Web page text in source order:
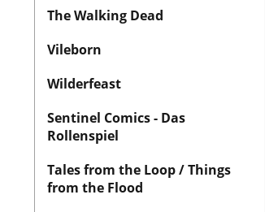
The Walking Dead
Vileborn
Wilderfeast
Sentinel Comics - Das
Rollenspiel
Tales from the Loop / Things
from the Flood